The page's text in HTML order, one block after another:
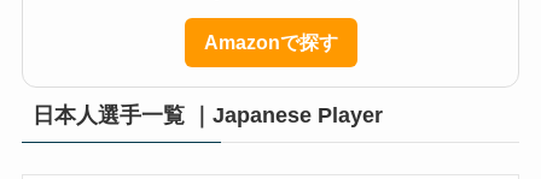
Amazonで探す
日本人選手一覧 ｜Japanese Player